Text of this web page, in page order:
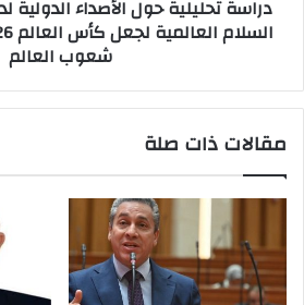
دراسة تحليلية حول الأصداء
شعوب العالم
مقالات ذات صلة